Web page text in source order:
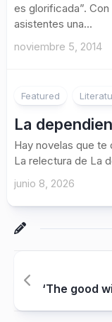
es glorificada”.
asistentes una...
noviembre 5, 2014
Featured
La
Hay novelas que te
La relectura de La
junio 8, 2026
‘The good